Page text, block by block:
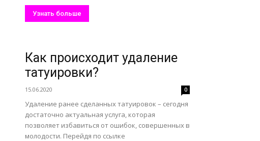
Узнать больше
Как происходит удаление
татуировки?
15.06.2020 0
Удаление ранее сделанных татуировок – сегодня
достаточно актуальная услуга, которая
позволяет избавиться от ошибок, совершенных в
молодости. Перейдя по ссылке